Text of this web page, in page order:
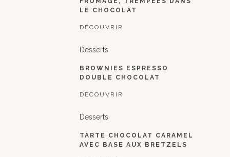
LE CHOCOLAT
DÉCOUVRIR
Desserts
BROWNIES ESPRESSO
DOUBLE CHOCOLAT
DÉCOUVRIR
Desserts
TARTE CHOCOLAT CARAMEL
AVEC BASE AUX BRETZELS